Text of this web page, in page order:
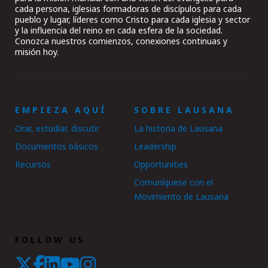
cada persona, iglesias formadoras de discípulos para cada
pueblo y lugar, líderes como Cristo para cada iglesia y sector
y la influencia del reino en cada esfera de la sociedad.
Conozca nuestros comienzos, conexiones continuas y
misión hoy.
EMPIEZA AQUÍ
Orar, estudiar, discutir
Documentos básicos
Recursos
SOBRE LAUSANA
La historia de Lausana
Leadership
Opportunities
Comuníquese con el
Movimiento de Lausana
FOLLOW US